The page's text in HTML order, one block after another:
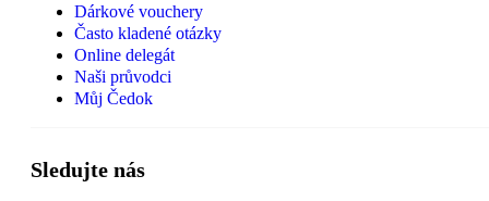
Dárkové vouchery
Často kladené otázky
Online delegát
Naši průvodci
Můj Čedok
Sledujte nás